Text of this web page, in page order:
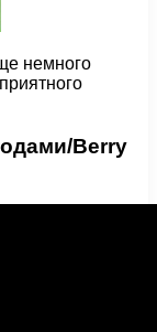
немного
Berry